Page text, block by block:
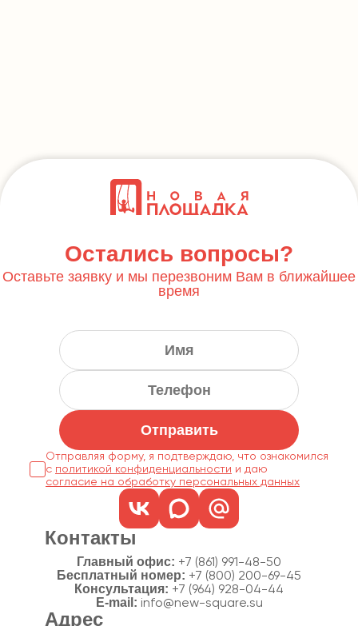
Остались вопросы?
Оставьте заявку и мы перезвоним Вам в ближайшее
время
Отправить
Отправляя форму, я подтверждаю, что ознакомился
с политикой конфиденциальности
согласие на обработку персональных данных
Контакты
Главный офис: +7 (861) 991-48-50
Бесплатный номер: +7 (800) 200-69-45
Консультация: +7 (964) 928-04-44
E-mail: info@new-square.su
Адрес